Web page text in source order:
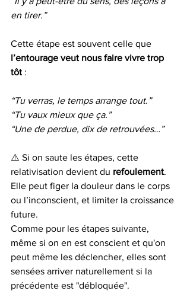
en tirer.”
Cette étape est souvent celle que
l’entourage veut nous faire vivre trop
tôt :
“Tu verras, le temps arrange tout.”
“Tu vaux mieux que ça.”
“Une de perdue, dix de retrouvées…”
⚠️ Si on saute les étapes, cette
relativisation devient du refoulement.
Elle peut figer la douleur dans le corps
ou l’inconscient, et limiter la croissance
future.
Comme pour les étapes suivante,
même si on en est conscient et qu'on
peut même les déclencher, elles sont
sensées arriver naturellement si la
précédente est "débloquée".